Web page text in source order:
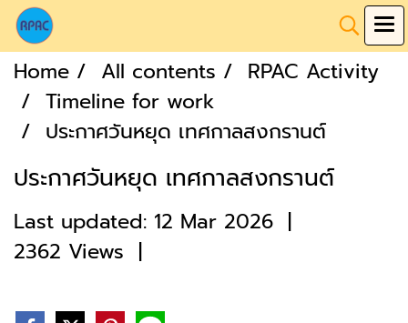
Home All contents
RPAC Activity
Timeline for work
ประกาศวันหยุด เทศกาลสงกรานต์
ประกาศวันหยุด เทศกาลสงกรานต์
Last updated: 12 Mar 2026 |
2362 Views |